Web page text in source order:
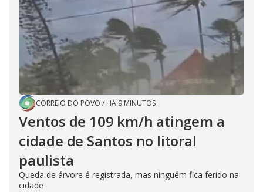
CORREIO DO POVO / HÁ 9 MINUTOS
Ventos de 109 km/h atingem a
cidade de Santos no litoral
paulista
Queda de árvore é registrada, mas ninguém fica ferido na
cidade